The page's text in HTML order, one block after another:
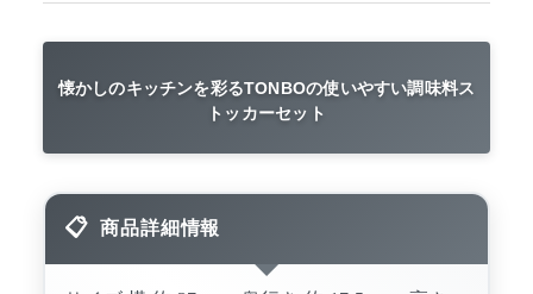
懐かしのキッチンを彩るTONBOの使いやすい調味料ス
トッカーセット
商品詳細情報